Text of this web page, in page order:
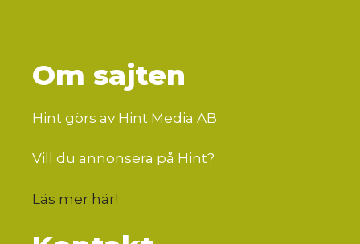
Om sajten
Hint görs av Hint Media AB
Vill du annonsera på Hint?
Läs mer här!